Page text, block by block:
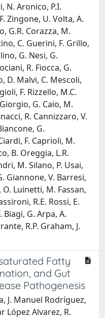
N. Aronico, P.I.
Zingone, U. Volta, A.
G.R. Corazza, M.
C. Guerini, F. Grillo,
G. Nesi, G.
R. Fiocca, G.
D. Malvi, C. Mescoli,
F. Rizzello, M.C.
G. Caio, M.
R. Cannizzaro, V.
G.
F. Caprioli, M.
B. Oreggia, L.R.
M. Silano, P. Usai,
Giannone, V. Barresi,
Luinetti, M. Fassan,
R.E. Rossi, E.
Biagi, G. Arpa, A.
R.P. Graham, J.
Fatty
and Gut
Pathogenesis
J. Manuel Rodríguez,
López Alvarez, R.